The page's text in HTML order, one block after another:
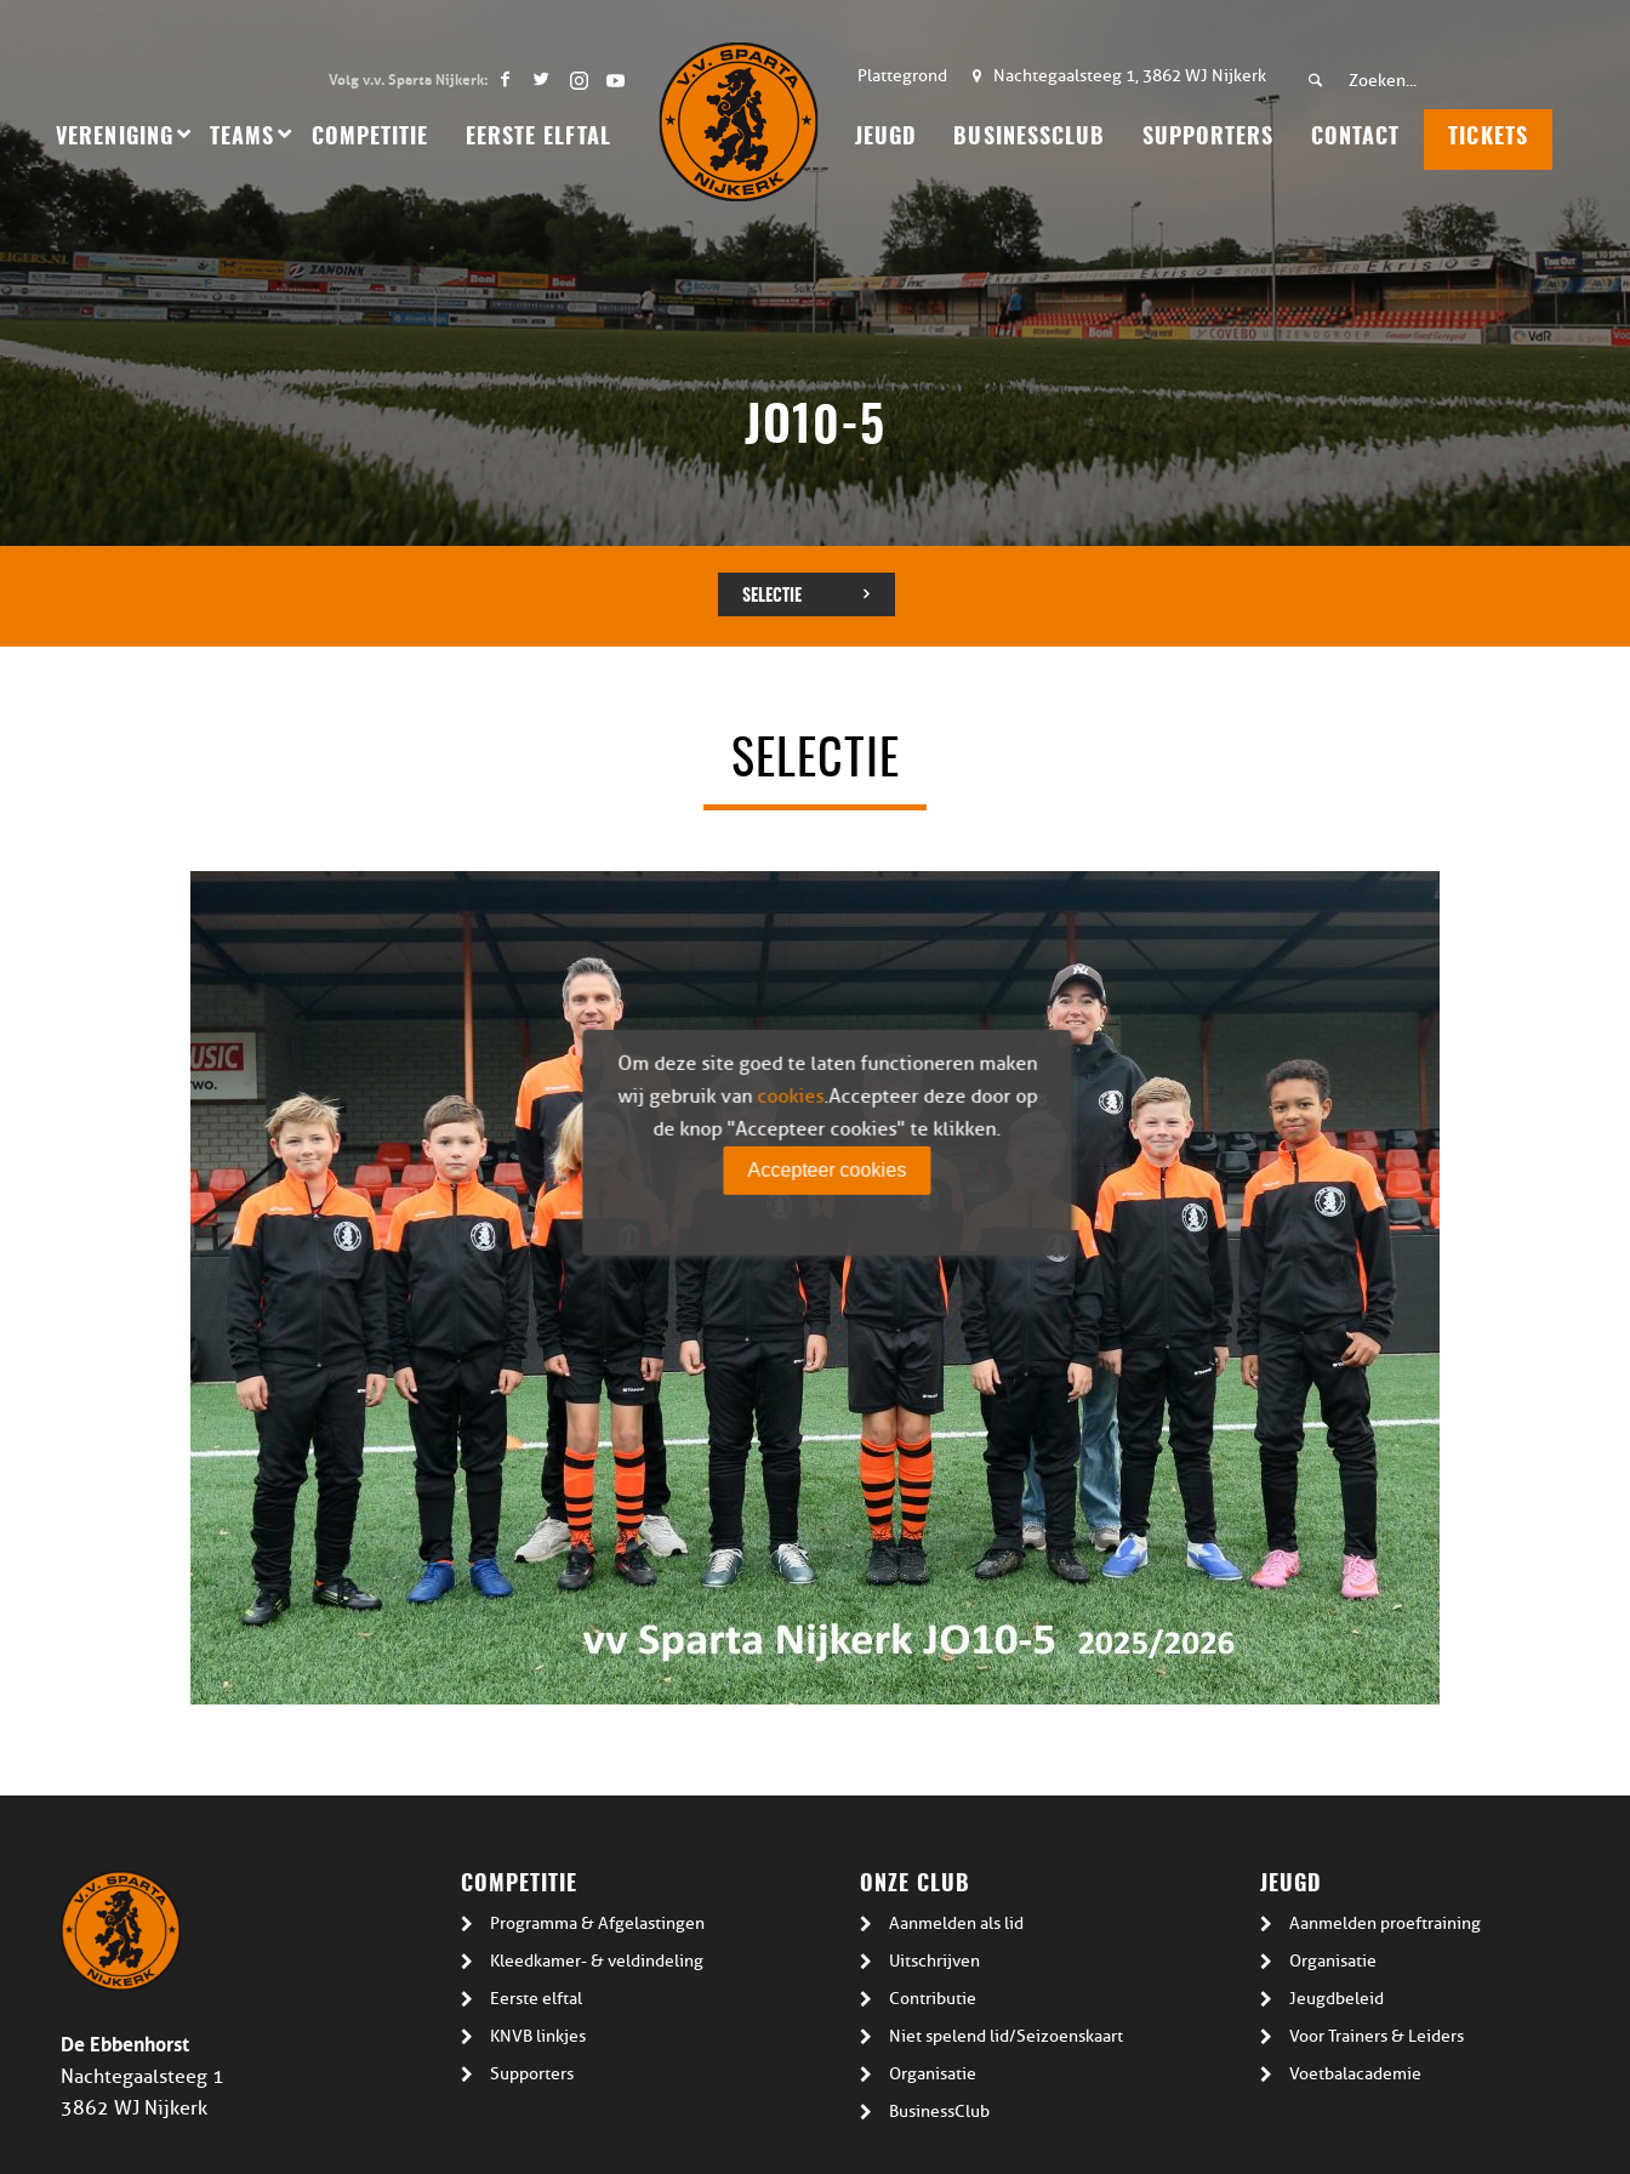
Plattegrond Nachtegaalsteeg 1, 3862 WJ Nijkerk
VERENIGING TEAMS COMPETITIE EERSTE ELFTAL JEUGD BUSINESSCLUB SUPPORTERS CONTACT TICKETS
JO10-5
SELECTIE
SELECTIE
De Ebbenhorst
Nachtegaalsteeg 1
3862 WJ Nijkerk
COMPETITIE
Programma & Afgelastingen
Kleedkamer- & veldindeling
Eerste elftal
KNVB linkjes
Supporters
ONZE CLUB
Aanmelden als lid
Uitschrijven
Contributie
Niet spelend lid/Seizoenskaart
Organisatie
BusinessClub
JEUGD
Aanmelden proeftraining
Organisatie
Jeugdbeleid
Voor Trainers & Leiders
Voetbalacademie
Om deze site goed te laten functioneren maken
wij gebruik van cookies. Accepteer deze door op
de knop "Accepteer cookies" te klikken.
Accepteer cookies